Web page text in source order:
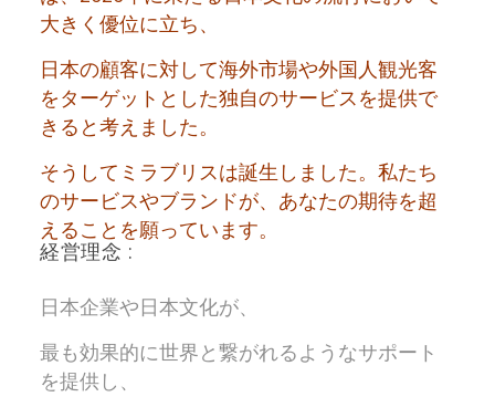
大きく優位に立ち、
日本の顧客に対して海外市場や外国人観光客
をターゲットとした独自のサービスを提供で
きると考えました。
そうしてミラブリスは誕生しました。私たち
のサービスやブランドが、あなたの期待を超
えることを願っています。
経営理念 :
日本企業や日本文化が、
最も効果的に世界と繋がれるようなサポート
を提供し、